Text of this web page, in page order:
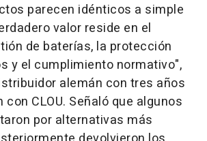
parecen idénticos a simple
valor reside en el
de baterías, la protección
y el cumplimiento normativo",
alemán con tres años
CLOU. Señaló que algunos
por alternativas más